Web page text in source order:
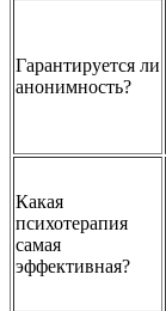
Гарантируется ли
анонимность?
Какая
психотерапия
самая
эффективная?